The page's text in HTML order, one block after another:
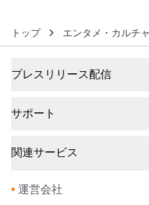
トップ エンタメ・カルチ
プレスリリース配信
サポート
関連サービス
• 運営会社